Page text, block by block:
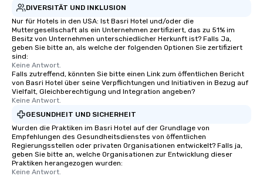
DIVERSITÄT UND INKLUSION
Nur für Hotels in den USA: Ist Basri Hotel und/oder die
Muttergesellschaft als ein Unternehmen zertifiziert, das zu 51% im
Besitz von Unternehmen unterschiedlicher Herkunft ist? Falls Ja,
geben Sie bitte an, als welche der folgenden Optionen Sie zertifiziert
sind:
Keine Antwort.
Falls zutreffend, könnten Sie bitte einen Link zum öffentlichen Bericht
von Basri Hotel über seine Verpflichtungen und Initiativen in Bezug auf
Vielfalt, Gleichberechtigung und Integration angeben?
Keine Antwort.
GESUNDHEIT UND SICHERHEIT
Wurden die Praktiken im Basri Hotel auf der Grundlage von
Empfehlungen des Gesundheitsdienstes von öffentlichen
Regierungsstellen oder privaten Organisationen entwickelt? Falls ja,
geben Sie bitte an, welche Organisationen zur Entwicklung dieser
Praktiken herangezogen wurden:
Keine Antwort.